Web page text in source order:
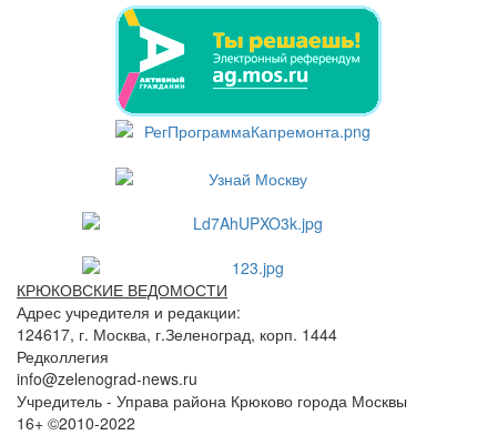
КРЮКОВСКИЕ ВЕДОМОСТИ
Адрес учредителя и редакции:
124617, г. Москва, г.Зеленоград, корп. 1444
Редколлегия
info@zelenograd-news.ru
Учредитель - Управа района Крюково города Москвы
16+ ©2010-2022